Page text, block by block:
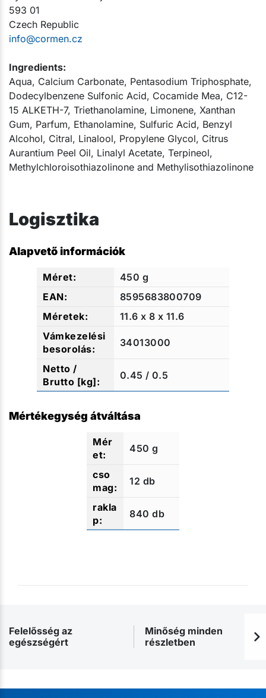
593 01
Czech Republic
info@cormen.cz
Ingredients:
Aqua, Calcium Carbonate, Pentasodium Triphosphate,
Dodecylbenzene Sulfonic Acid, Cocamide Mea, C12-
15 ALKETH-7, Triethanolamine, Limonene, Xanthan
Gum, Parfum, Ethanolamine, Sulfuric Acid, Benzyl
Alcohol, Citral, Linalool, Propylene Glycol, Citrus
Aurantium Peel Oil, Linalyl Acetate, Terpineol,
Methylchloroisothiazolinone and Methylisothiazolinone​​
Logisztika
Alapvető információk
450 g
8595683800709
11.6 x 8 x 11.6
34013000
0.45 / 0.5
Mértékegység átváltása
450 g
12 db
840 db
Felelősség az
egészségért
Minőség minden
részletben